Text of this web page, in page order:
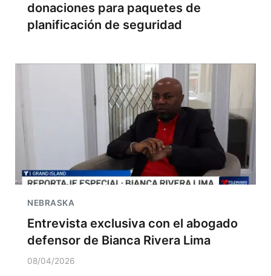
donaciones para paquetes de
planificación de seguridad
NEBRASKA
Entrevista exclusiva con el abogado
defensor de Bianca Rivera Lima
08/04/2026